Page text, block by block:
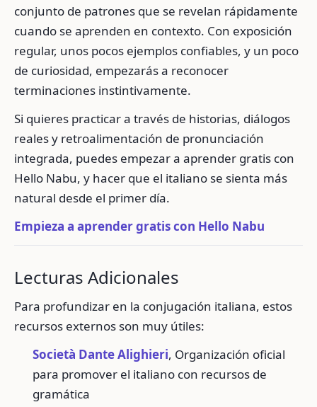
conjunto de patrones que se revelan rápidamente
cuando se aprenden en contexto. Con exposición
regular, unos pocos ejemplos confiables, y un poco
de curiosidad, empezarás a reconocer
terminaciones instintivamente.
Si quieres practicar a través de historias, diálogos
reales y retroalimentación de pronunciación
integrada, puedes empezar a aprender gratis con
Hello Nabu, y hacer que el italiano se sienta más
natural desde el primer día.
Empieza a aprender gratis con Hello Nabu
Lecturas Adicionales
Para profundizar en la conjugación italiana, estos
recursos externos son muy útiles:
Società Dante Alighieri, Organización oficial
para promover el italiano con recursos de
gramática